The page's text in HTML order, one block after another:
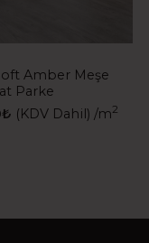
Amber Meşe
Parke
₺ (KDV Dahil) /m2